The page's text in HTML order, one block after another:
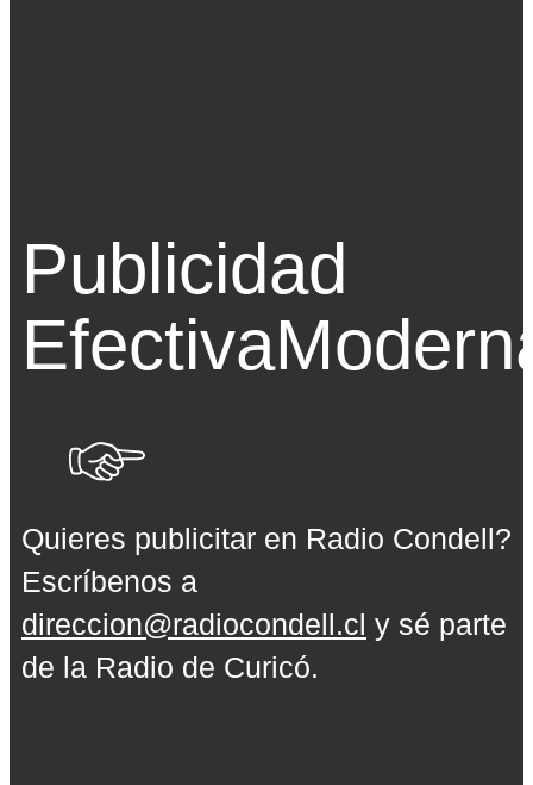
Publicidad
Efectiva
Quieres publicitar en Radio Condell?
Escríbenos a
direccion@radiocondell.cl y sé parte
de la Radio de Curicó.